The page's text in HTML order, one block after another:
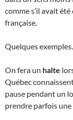
comme s’il avait
française.
Quelques exemples.
On fera un halte
Québec
pause pendant un
prendre parfois